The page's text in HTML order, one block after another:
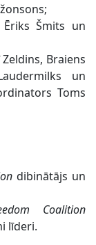
Ēriks Šmits un
Braiens
un
Toms
dibinātājs un
Coalition
līderi.